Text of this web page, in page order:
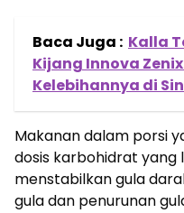
Baca Juga : Kalla
Kijang Innova
Kelebihannya di
Makanan dalam porsi
dosis karbohidrat yang
menstabilkan gula
gula dan penurunan